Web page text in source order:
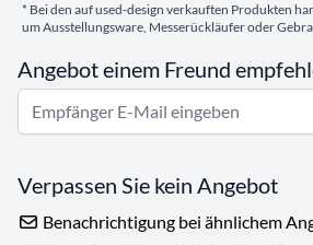
* Bei den auf used-design verkauften Produkten
um Ausstellungsware, Messerückläufer oder
Angebot einem Freund
Verpassen Sie kein Angebot
Benachrichtigung bei ähnlichem